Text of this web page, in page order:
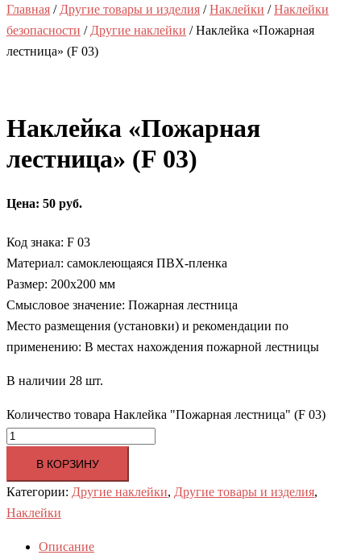
Главная / Другие товары и изделия /Наклейки /Наклейки
безопасности / Другие наклейки / Наклейка «Пожарная
лестница» (F 03)
Наклейка «Пожарная
лестница» (F 03)
Цена: 50 руб.
Код знака: F 03
Материал: самоклеющаяся ПВХ-пленка
Размер: 200х200 мм
Смысловое значение: Пожарная лестница
Место размещения (установки) и рекомендации по
применению: В местах нахождения пожарной лестницы
В наличии 28 шт.
Количество товара Наклейка "Пожарная лестница" (F 03)
В КОРЗИНУ
Категории: Другие наклейки, Другие товары и изделия,
Наклейки
Описание